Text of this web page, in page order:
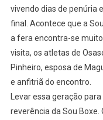
vivendo dias de penúria
final. Acontece que a
a fera encontra-se muito
visita, os atletas de
Pinheiro, esposa de
e anfitriã do encontro.
Levar essa geração
reverência da Sou